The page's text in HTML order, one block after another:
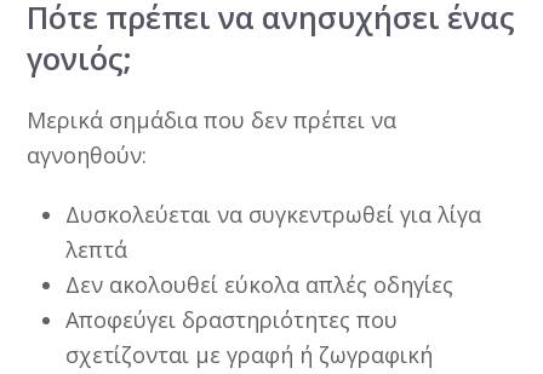
Πότε πρέπει να ανησυχήσει ένας
γονιός;
Μερικά σημάδια που δεν πρέπει να
αγνοηθούν:
Δυσκολεύεται να συγκεντρωθεί για λίγα
λεπτά
Δεν ακολουθεί εύκολα απλές οδηγίες
Αποφεύγει δραστηριότητες που
σχετίζονται με γραφή ή ζωγραφική